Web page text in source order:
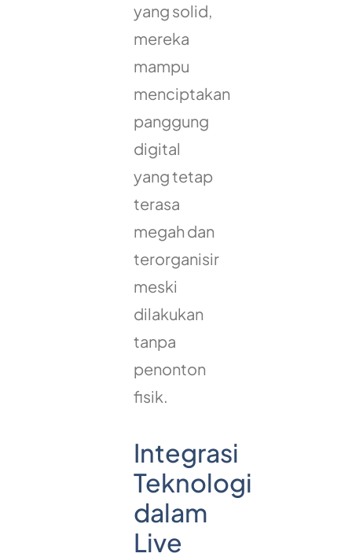
yang solid,
mereka
mampu
menciptakan
panggung
digital
yang tetap
terasa
megah dan
terorganisir
meski
dilakukan
tanpa
penonton
fisik.
Integrasi
Teknologi
dalam
Live